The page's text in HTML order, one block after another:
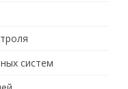
систем